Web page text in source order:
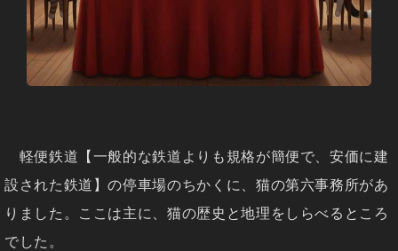
軽便鉄道【一般的な鉄道よりも規格が簡便で、安価に建
設された鉄道】の停車場のちかくに、猫の第六事務所があ
りました。ここは主に、猫の歴史と地理をしらべるところ
でした。